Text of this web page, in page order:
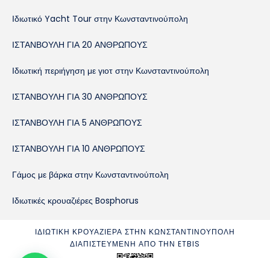
Ιδιωτικό Yacht Tour στην Κωνσταντινούπολη
ΙΣΤΑΝΒΟΥΛΗ ΓΙΑ 20 ΑΝΘΡΩΠΟΥΣ
Ιδιωτική περιήγηση με γιοτ στην Κωνσταντινούπολη
ΙΣΤΑΝΒΟΥΛΗ ΓΙΑ 30 ΑΝΘΡΩΠΟΥΣ
ΙΣΤΑΝΒΟΥΛΗ ΓΙΑ 5 ΑΝΘΡΩΠΟΥΣ
ΙΣΤΑΝΒΟΥΛΗ ΓΙΑ 10 ΑΝΘΡΩΠΟΥΣ
Γάμος με βάρκα στην Κωνσταντινούπολη
Ιδιωτικές κρουαζιέρες Bosphorus
ΙΔΙΩΤΙΚΉ ΚΡΟΥΑΖΙΈΡΑ ΣΤΗΝ ΚΩΝΣΤΑΝΤΙΝΟΎΠΟΛΗ
ΔΙΑΠΙΣΤΕΥΜΈΝΗ ΑΠΌ ΤΗΝ ETBIS